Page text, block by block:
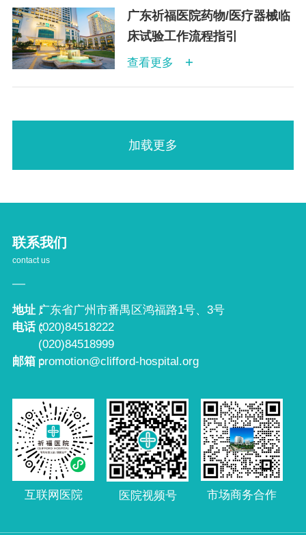
广东祈福医院药物/医疗器械临
床试验工作流程指引
查看更多
加载更多
联系我们
contact us
地址：广东省广州市番禺区鸿福路1号、3号
电话：(020)84518222
(020)84518999
邮箱：promotion@clifford-hospital.org
互联网医院 医院视频号 市场商务合作